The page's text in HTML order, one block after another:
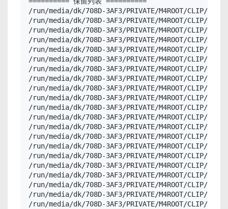
/run/media/dk/708D-3AF3/PRIVATE/M4ROOT/CLIP/
/run/media/dk/708D-3AF3/PRIVATE/M4ROOT/CLIP/
/run/media/dk/708D-3AF3/PRIVATE/M4ROOT/CLIP/
/run/media/dk/708D-3AF3/PRIVATE/M4ROOT/CLIP/
/run/media/dk/708D-3AF3/PRIVATE/M4ROOT/CLIP/
/run/media/dk/708D-3AF3/PRIVATE/M4ROOT/CLIP/
/run/media/dk/708D-3AF3/PRIVATE/M4ROOT/CLIP/
/run/media/dk/708D-3AF3/PRIVATE/M4ROOT/CLIP/
/run/media/dk/708D-3AF3/PRIVATE/M4ROOT/CLIP/
/run/media/dk/708D-3AF3/PRIVATE/M4ROOT/CLIP/
/run/media/dk/708D-3AF3/PRIVATE/M4ROOT/CLIP/
/run/media/dk/708D-3AF3/PRIVATE/M4ROOT/CLIP/
/run/media/dk/708D-3AF3/PRIVATE/M4ROOT/CLIP/
/run/media/dk/708D-3AF3/PRIVATE/M4ROOT/CLIP/
/run/media/dk/708D-3AF3/PRIVATE/M4ROOT/CLIP/
/run/media/dk/708D-3AF3/PRIVATE/M4ROOT/CLIP/
/run/media/dk/708D-3AF3/PRIVATE/M4ROOT/CLIP/
/run/media/dk/708D-3AF3/PRIVATE/M4ROOT/CLIP/
/run/media/dk/708D-3AF3/PRIVATE/M4ROOT/CLIP/
/run/media/dk/708D-3AF3/PRIVATE/M4ROOT/CLIP/
/run/media/dk/708D-3AF3/PRIVATE/M4ROOT/CLIP/